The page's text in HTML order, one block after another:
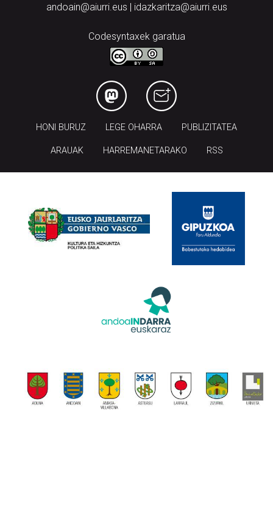
andoain@aiurri.eus | idazkaritza@aiurri.eus
Codesyntaxek garatua
HONI BURUZ LEGE OHARRA PUBLIZITATEA
ARAUAK HARREMANETARAKO RSS